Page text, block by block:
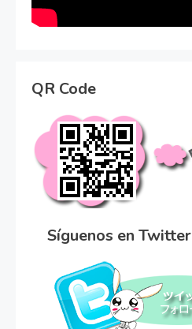
QR Code
Síguenos en Twitter